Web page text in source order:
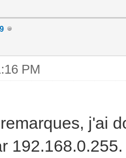
PM
j'ai
192.168.0.255.